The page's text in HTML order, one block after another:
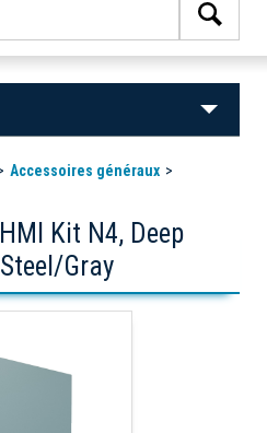
Accessoires généraux
Kit N4, Deep
Gray